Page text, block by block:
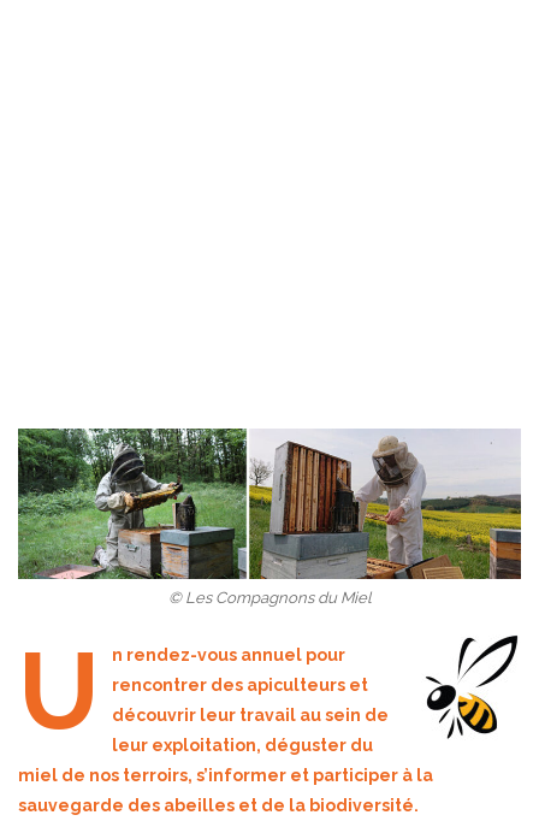
© Les Compagnons du Miel
U
n rendez-vous annuel pour
rencontrer des apiculteurs et
découvrir leur travail au sein de
leur exploitation, déguster du
miel de nos terroirs, s’informer et participer à la
sauvegarde des abeilles et de la biodiversité.